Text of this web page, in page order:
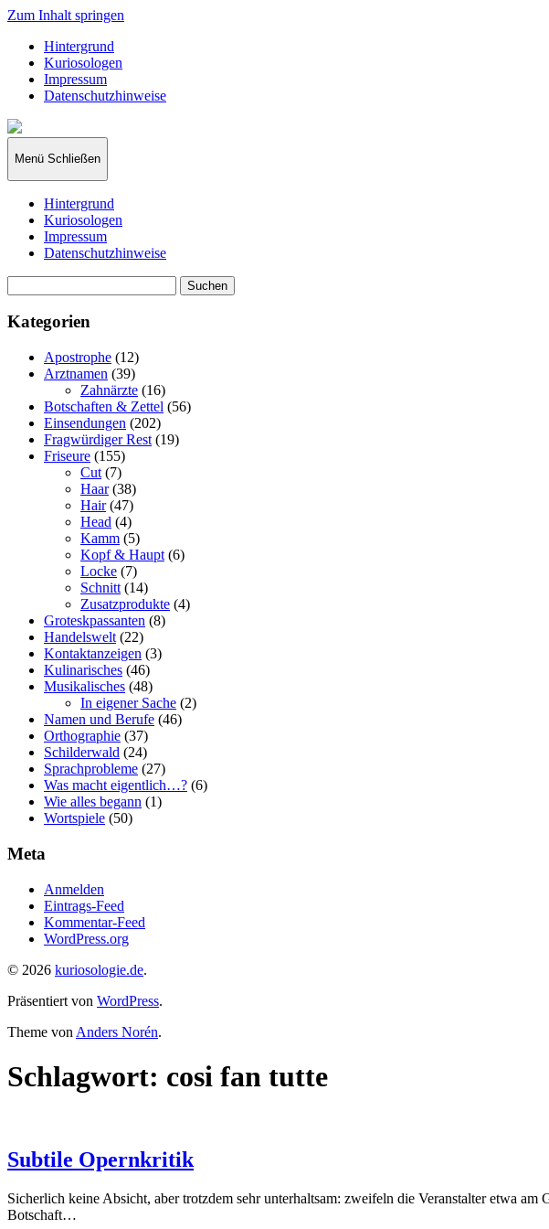
Zum Inhalt springen
Hintergrund
Kuriosologen
Impressum
Datenschutzhinweise
kuriosologie.de
Menü Schließen
Hintergrund
Kuriosologen
Impressum
Datenschutzhinweise
nach:
Kategorien
Apostrophe (12)
Arztnamen (39)
Zahnärzte (16)
Botschaften & Zettel (56)
Einsendungen (202)
Fragwürdiger Rest (19)
Friseure (155)
Cut (7)
Haar(38)
Hair(47)
Head (4)
Kamm (5)
Kopf & Haupt (6)
Locke (7)
Schnitt (14)
Zusatzprodukte (4)
Groteskpassanten (8)
Handelswelt (22)
Kontaktanzeigen (3)
Kulinarisches (46)
Musikalisches (48)
In eigener Sache (2)
Namen und Berufe (46)
Orthographie (37)
Schilderwald (24)
Sprachprobleme (27)
Was macht eigentlich…? (6)
Wie alles begann (1)
Wortspiele (50)
Meta
Anmelden
Eintrags-Feed
Kommentar-Feed
WordPress.org
© 2026 kuriosologie.de.
Präsentiert von WordPress.
Theme von Anders Norén.
Schlagwort: cosi fan tutte
Subtile Opernkritik
Sicherlich keine Absicht, aber trotzdem sehr unterhaltsam: zweifeln die Veranstalter etwa
Botschaft…